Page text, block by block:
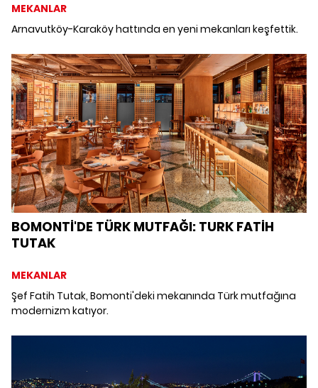
MEKANLAR
Arnavutköy-Karaköy hattında en yeni mekanları keşfettik.
BOMONTİ'DE TÜRK MUTFAĞI: TURK FATİH
TUTAK
MEKANLAR
Şef Fatih Tutak, Bomonti'deki mekanında Türk mutfağına
modernizm katıyor.